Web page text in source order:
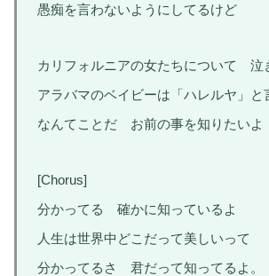
愚痴を言わないようにしてるけど
カリフォルニアの女たちについて 泣
アラバマのベイビーは「ハレルヤ」と
なんてことだ お前の事を知りたいよ
[Chorus]
分かってる 確かに知っているよ
人生は世界中どこだって美しいって
分かってるさ 君だって知ってるよ。